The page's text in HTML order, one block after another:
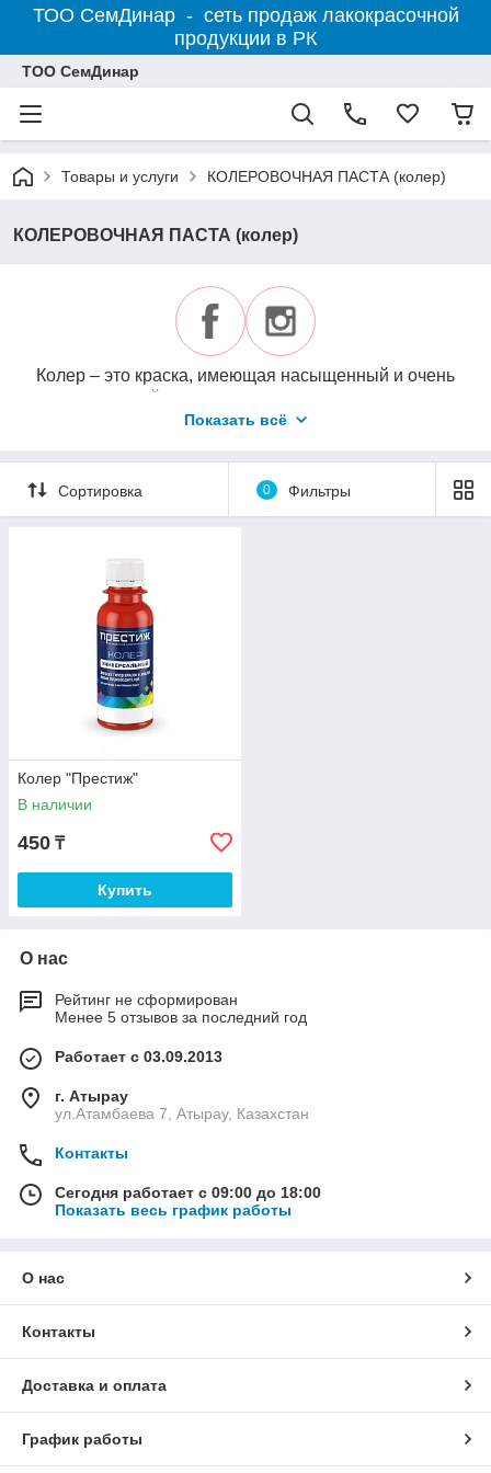
ТОО СемДинар - сеть продаж лакокрасочной
продукции в РК
ТОО СемДинар
Товары и услуги КОЛЕРОВОЧНАЯ ПАСТА (колер)
КОЛЕРОВОЧНАЯ ПАСТА (колер)
Колер – это краска, имеющая насыщенный и очень
контрастный цвет, которая предназначена для
придания нужного оттенка (колерования)
Колер можно использовать в качестве красящей
добавки или как готовое покрытие для небольших
Наносить колер лучше всего на бетонные, кирпичные,
оштукатуренные или шпатлеванные поверхности.
Колер просто незаменим при отделке интерьеров и
Показать всё
Сортировка 0 Фильтры
Колер "Престиж"
В наличии
450 ₸
Купить
О нас
Рейтинг не сформирован
Менее 5 отзывов за последний год
Работает с 03.09.2013
г. Атырау
ул.Атамбаева 7, Атырау, Казахстан
Контакты
Сегодня работает с 09:00 до 18:00
Показать весь график работы
О нас
Контакты
Доставка и оплата
График работы